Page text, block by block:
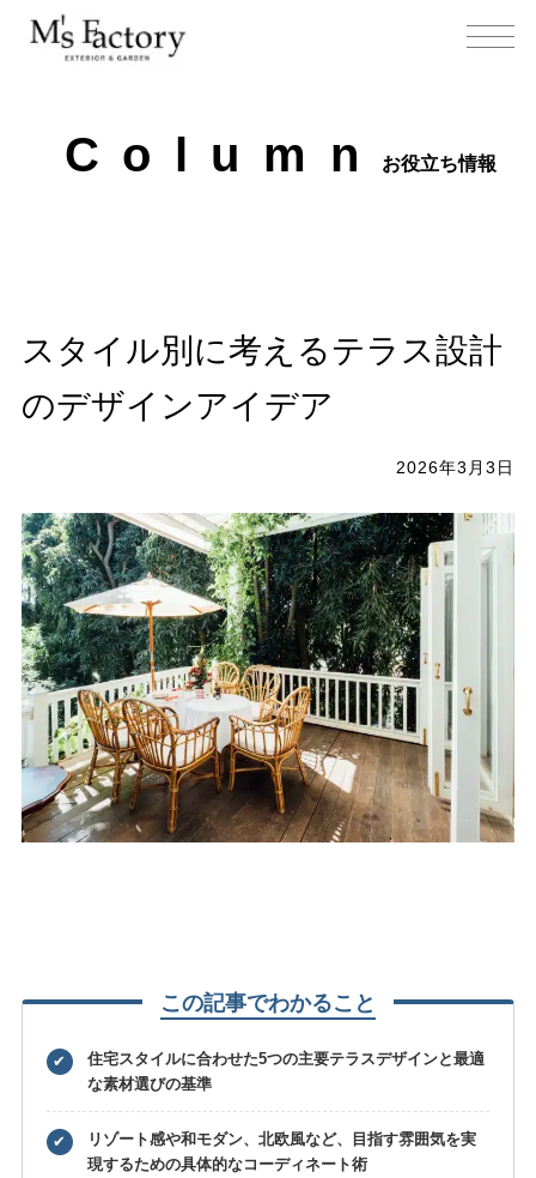
C o l u m n お役立ち情報
2026年3月3日
スタイル別に考えるテラス設計
のデザインアイデア
この記事でわかること
✔
住宅スタイルに合わせた5つの主要テラスデザインと最適
な素材選びの基準
✔
リゾート感や和モダン、北欧風など、目指す雰囲気を実
現するための具体的なコーディネート術